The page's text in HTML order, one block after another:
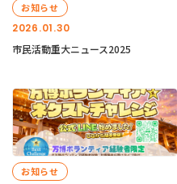
2026.01.30
お知らせ
市民活動重大ニュース2025
お知らせ